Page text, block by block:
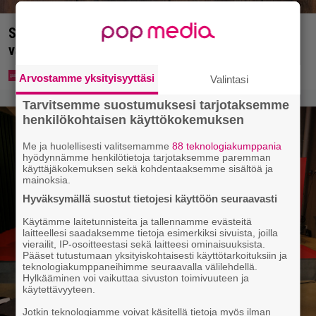
Syötkö perunoita näin? Tutkijat löysivät yhteyden
vakavaan kansansairauteen
Arvostamme yksityisyyttäsi Valintasi
Tarvitsemme suostumuksesi tarjotaksemme
henkilökohtaisen käyttökokemuksen
Me ja huolellisesti valitsemamme88 teknologiakumppania
hyödynnämme henkilötietoja tarjotaksemme paremman
käyttäjäkokemuksen sekä kohdentaaksemme sisältöä ja
mainoksia.
Hyväksymällä suostut tietojesi käyttöön seuraavasti
Käytämme laitetunnisteita ja tallennamme evästeitä
laitteellesi saadaksemme tietoja esimerkiksi sivuista, joilla
vierailit, IP-osoitteestasi sekä laitteesi ominaisuuksista.
Pääset tutustumaan yksityiskohtaisesti käyttötarkoituksiin ja
teknologiakumppaneihimme seuraavalla välilehdellä.
Hylkääminen voi vaikuttaa sivuston toimivuuteen ja
käytettävyyteen.
Jotkin teknologiamme voivat käsitellä tietoja myös ilman